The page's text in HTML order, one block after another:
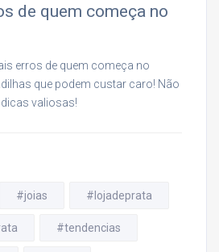
de quem começa no
erros de quem começa no
que podem custar caro! Não
valiosas!
#joias #lojadeprata
#tendencias